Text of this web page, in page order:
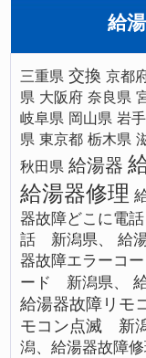
給
三重県 交換 京都
県 大阪府 奈良県
岐阜県 岡山県 岩
県 東京都 栃木県
秋田県 給湯器
給湯器修理
器故障どこに電
話 新潟県、
給
器故障エラーコ
ード 新潟県、
給湯器故障リモ
モコン点滅 新潟
潟、給湯器故障